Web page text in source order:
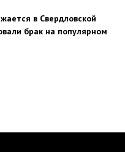
в Свердловской
брак на популярном